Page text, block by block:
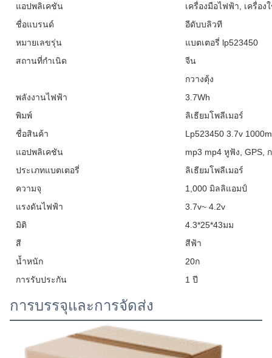
แอปพลิเคชัน
เครื่องมือไฟฟ้า, เครื่อง
ชื่อแบรนด์
อีดับบลิวที
หมายเลขรุ่น
แบตเตอรี่ lp523450
สถานที่กำเนิด
จีน
กวางตุ้ง
พลังงานไฟฟ้า
3.7Wh
พิมพ์
ลิเธียมโพลีเมอร์
ชื่อสินค้า
Lp523450 3.7v
แอปพลิเคชัน
mp3 mp4 หูฟัง, GPS,
ประเภทแบตเตอรี่
ลิเธียมโพลีเมอร์
ความจุ
1,000 มิลลิแอมป์
แรงดันไฟฟ้า
3.7v~ 4.2v
มิติ
4.3*25*43มม
สี
สีฟ้า
น้ำหนัก
20ก
การรับประกัน
1 ปี
การบรรจุและการจัดส่ง